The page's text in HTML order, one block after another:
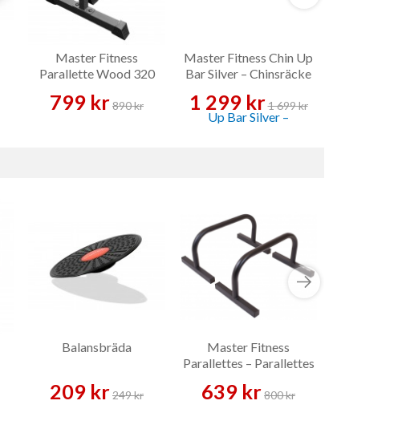
Master Fitness
Parallette Wood 320
799 kr890 kr
Master Fitness Chin Up
Bar Silver – Chinsräcke
1 299 kr1 699 kr
Balansbräda
209 kr249 kr
Master Fitness
Parallettes – Parallettes
639 kr800 kr